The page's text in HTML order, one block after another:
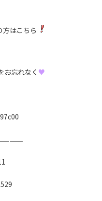
方はこちら
お忘れなく ♥